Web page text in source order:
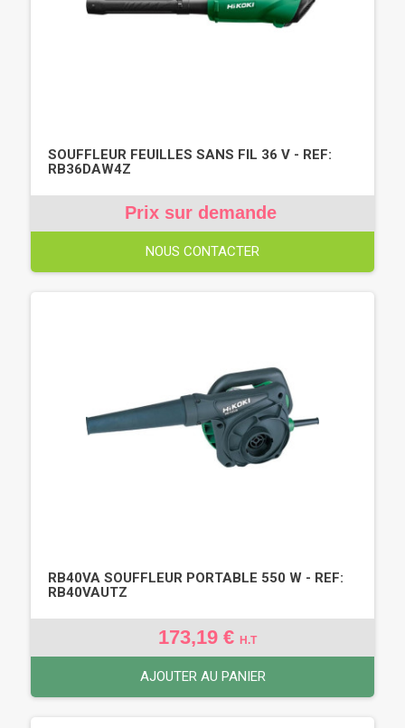
SOUFFLEUR FEUILLES SANS FIL 36 V - REF:
RB36DAW4Z
Prix sur demande
NOUS CONTACTER
RB40VA SOUFFLEUR PORTABLE 550 W - REF:
RB40VAUTZ
173,19 € H.T
AJOUTER AU PANIER